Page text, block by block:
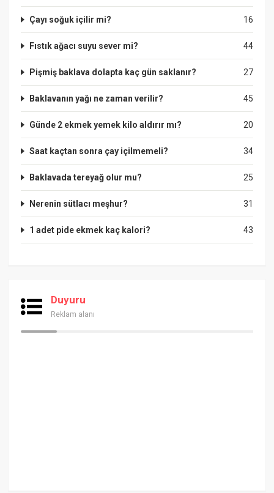
16
Çayı soğuk içilir mi?
44
Fıstık ağacı suyu sever mi?
27
Pişmiş baklava dolapta kaç gün saklanır?
45
Baklavanın yağı ne zaman verilir?
20
Günde 2 ekmek yemek kilo aldırır mı?
34
Saat kaçtan sonra çay içilmemeli?
25
Baklavada tereyağ olur mu?
31
Nerenin sütlacı meşhur?
43
1 adet pide ekmek kaç kalori?
Duyuru
Reklam alanı